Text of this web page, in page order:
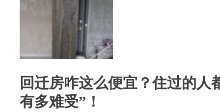
回迁房咋这么便宜？住过的人
有多难受”！